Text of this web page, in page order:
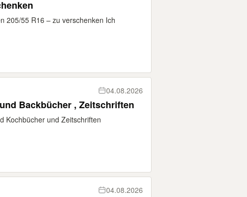
205/55 R16 – zu verschenken Ich
04.08.2026
Backbücher , Zeitschriften
Kochbücher und Zeitschriften
04.08.2026